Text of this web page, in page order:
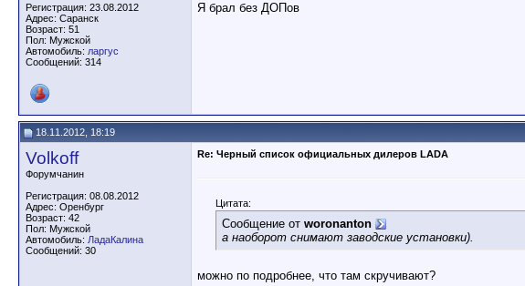
Регистрация: 23.08.2012
Адрес: Саранск
Возраст: 51
Пол: Мужской
Автомобиль: ларгус
Сообщений: 314
Я брал без ДОПов
18.11.2012, 18:19
Volkoff
Форумчанин
Регистрация: 08.08.2012
Адрес: Оренбург
Возраст: 42
Пол: Мужской
Автомобиль: ЛадаКалина
Сообщений: 30
Re: Черный список официальных дилеров LADA
Цитата:
Сообщение от woronanton
а наоборот снимают заводские установки).
можно по подробнее, что там скручивают?